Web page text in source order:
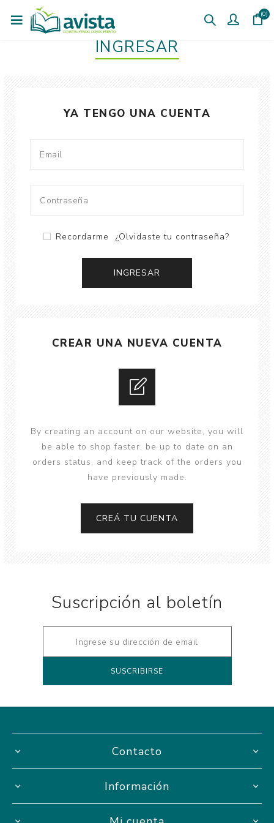
(0)
INGRESAR
YA TENGO UNA CUENTA
Recordarme ¿Olvidaste tu contraseña?
CREAR UNA NUEVA CUENTA
By creating an account on our website, you will
be able to shop faster, be up to date on an
orders status, and keep track of the orders you
have previously made.
Suscripción al boletín
Contacto
Información